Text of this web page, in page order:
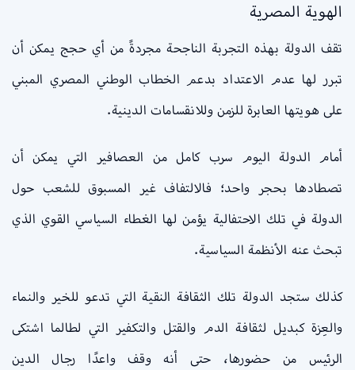
الهوية المصرية
تقف الدولة بهذه التجربة الناجحة مجردةً من أي حجج يمكن أن
تبرر لها عدم الاعتداد بدعم الخطاب الوطني المصري المبني
على هويتها العابرة للزمن وللانقسامات الدينية.
أمام الدولة اليوم سرب كامل من العصافير التي يمكن أن
تصطادها بحجر واحد؛ فالالتفاف غير المسبوق للشعب حول
الدولة في تلك الاحتفالية يؤمن لها الغطاء السياسي القوي الذي
تبحث عنه الأنظمة السياسية.
كذلك ستجد الدولة تلك الثقافة النقية التي تدعو للخير والنماء
والعِزة كبديل لثقافة الدم والقتل والتكفير التي لطالما اشتكى
الرئيس من حضورها، حتى أنه وقف واعدًا رجال الدين